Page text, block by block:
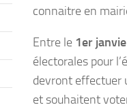
connaitre en
Entre le 1er
électorales pour
devront effectuer
et souhaitent